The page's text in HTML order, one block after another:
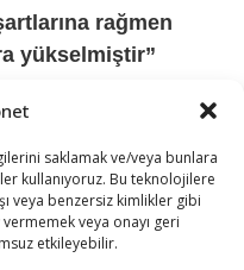
saklamak ve/veya bunlara
kullanıyoruz. Bu teknolojilere
veya benzersiz kimlikler gibi
veya onayı geri
etkileyebilir.
rağmen
yükselmiştir”
hacminin salgın
Erdoğan,
yaptığı ülkeler
söyledi.